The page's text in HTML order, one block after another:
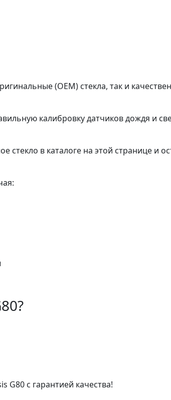
(OEM) стекла, так и
калибровку датчиков дождя и
в каталоге на этой странице и
G80 с гарантией качества!